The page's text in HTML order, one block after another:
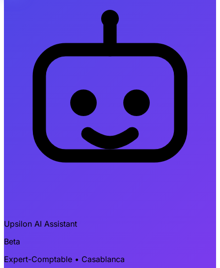
Upsilon AI Assistant
Beta
Expert-Comptable • Casablanca